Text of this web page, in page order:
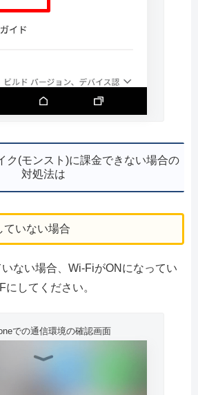
ク(モンスト)に課金できない場合の
対処法は
ていない場合
ない場合、Wi-FiがONになってい
してください。
での通信環境の確認画面